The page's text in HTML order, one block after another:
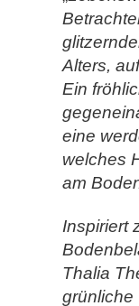
Alters,
Ein
eine
welches
am
Inspiriert
Thalia
grünliche